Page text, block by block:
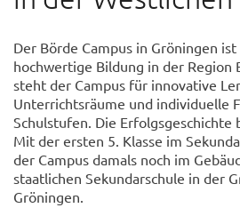
Der Börde Campus in Gröningen
hochwertige Bildung in der Region
steht der Campus für innovative
Unterrichtsräume und individuelle
Schulstufen. Die Erfolgsgeschichte
Mit der ersten 5. Klasse im
der Campus damals noch im
staatlichen Sekundarschule in der
Gröningen.